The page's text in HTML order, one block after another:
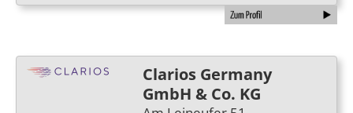
Clarios Germany
GmbH & Co. KG